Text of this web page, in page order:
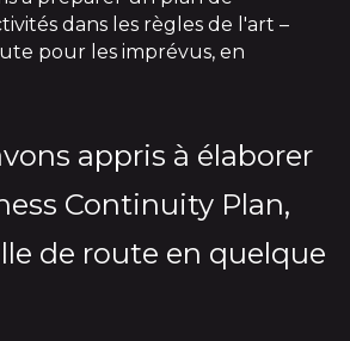
dans les règles de l'art –
pour les imprévus, en
appris à élaborer
Continuity Plan,
de route en quelque